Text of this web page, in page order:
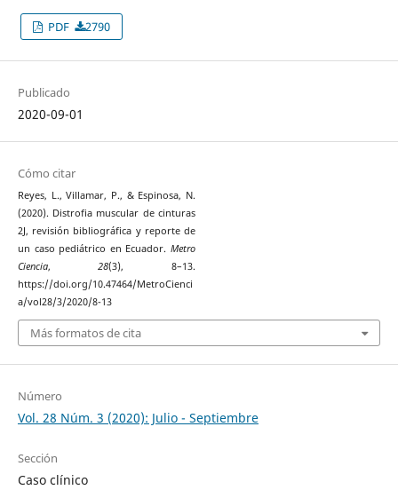
PDF 2790
Publicado
2020-09-01
Cómo citar
Reyes, L., Villamar, P., & Espinosa, N.
(2020). Distrofia muscular de cinturas
2J, revisión bibliográfica y reporte de
un caso pediátrico en Ecuador. Metro
Ciencia,28(3), 8–13.
https://doi.org/10.47464/MetroCienci
a/vol28/3/2020/8-13
Más formatos de cita
Número
Vol. 28 Núm. 3 (2020): Julio - Septiembre
Sección
Caso clínico